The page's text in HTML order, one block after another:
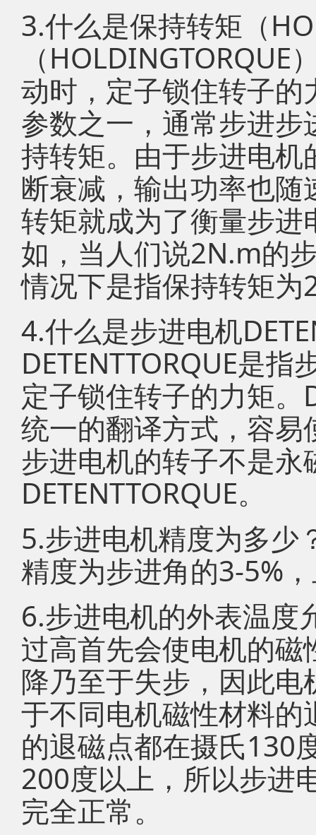
3.什么是保持转矩（
（
动时，定子锁住转子
参数之一，通常步进
持转矩。由于步进电
断衰减，输出功率也
转矩就成为了衡量步
如，当人们说2N.m的
情况下是指保持转矩
4.什么是步进电机
DETENTTORQUE是
定子锁住转子的力矩。
统一的翻译方式，容
步进电机的转子不是
DETENTTORQUE。
5.步进电机精度为多少
精度为步进角的3-5%
6.步进电机的外表温度
过高首先会使电机的
降乃至于失步，因此
于不同电机磁性材料
的退磁点都在摄氏130
200度以上，所以步进
完全正常。